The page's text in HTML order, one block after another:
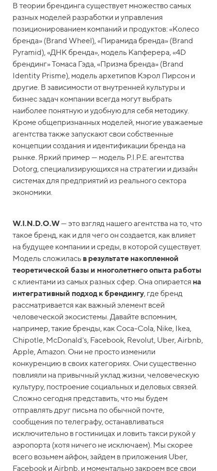
В теории брендинга существует множество самых
разных моделей разработки и управления
позиционированием компаний и продуктов: «Колесо
бренда» (Brand Wheel), «Пирамида бренда» (Brand
Pyramid), «ДНК бренда», модель Капферера, «4D
брендинг» Томаса Гэда, «Призма бренда» (Brand
Identity Prisme), модель архетипов Кэрол Пирсон и
другие. В зависимости от внутренней культуры и
бизнес задач компании всегда могут выбрать
наиболее понятную и удобную для себя методику.
Кроме общепризнанных моделей, многие уважаемые
агентства также запускают свои собственные
концепции создания и идентификации бренда на
рынке. Яркий пример — модель P.I.P.E. агентства
Dotorg, специализирующихся на стратегии и дизайн
системах для предприятий из реального сектора
экономики.
W.I.N.D.O.W— это взгляд нашего агентства на то, что
такое бренд, как и для чего он создается, как влияет
на будущее компании и среды, в которой существует.
Модель сложилась в результате накопленной
теоретической базы и многолетнего опыта работы
с клиентами из самых разных сфер. Она опирается на
интегративный подход к брендингу, где бренд
рассматривается как важный элемент всей
человеческой экосистемы. Давайте вспомним,
например, такие бренды, как Coca-Cola, Nike, Ikea,
Chipotle, McDonald's, Facebook, Revolut, Uber, Airbnb,
Apple, Amazon. Они не просто изменили
конкуренцию в своих категориях. Они существенно
повлияли на привычный уклад жизни, человеческую
культуру, построение социальных и деловых связей.
Сложно сегодня представить, что мы будем
отправлять друг письма по обычной почте,
сообщения по телеграфу, останавливаться
исключительно в гостиницах и ловить такси рукой у
аэропорта (хотя ничего не исключаем). Мы скорее
всего возьмем айфон, зайдем в приложения Uber,
Facebook и Airbnb, и моментально закроем все свои